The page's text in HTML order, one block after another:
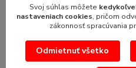
Svoj súhlas môžete
nastaveniach cookies, pričom
zákonnosť spracúvania
Odmietnuť všetko